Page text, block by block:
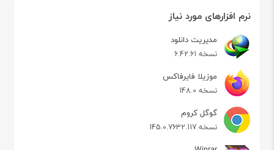
نرم افزارهای مورد نیاز
مدیریت دانلود
نسخه 6.42.61
موزیلا فایرفاکس
نسخه 148.0
گوگل کروم
نسخه 145.0.7632.117